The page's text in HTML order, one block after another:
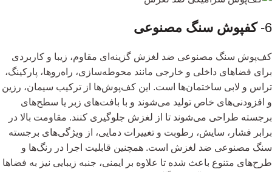
6- کفپوش سنگ مصنوعی
کف‌پوش سنگ مصنوعی ضد لغزش گزینه‌ای مقاوم، زیبا و کاربردی
برای فضاهای داخلی و خارجی مانند محوطه‌سازی، راه‌روها، پارکینگ،
تراس و لابی ساختمان‌ها است. این کف‌پوش‌ها از ترکیب سیمان، رزین
و افزودنی‌های خاص تولید می‌شوند و با بافت‌های زبر یا سطح‌های
برجسته طراحی می‌شوند تا از لغزش جلوگیری کنند. مقاومت بالا در
برابر فشار، سایش، رطوبت و تغییرات دمایی، از ویژگی‌های برجسته
سنگ مصنوعی ضد لغزش است. همچنین قابلیت اجرا در رنگ‌ها و
طرح‌های متنوع باعث شده تا علاوه بر ایمنی، جنبه زیبایی نیز به فضاها